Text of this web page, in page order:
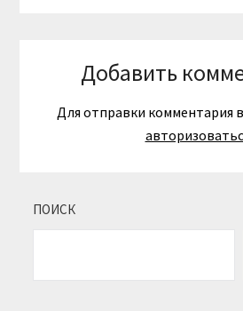
Добавить
Для отправки комментария
ПОИСК